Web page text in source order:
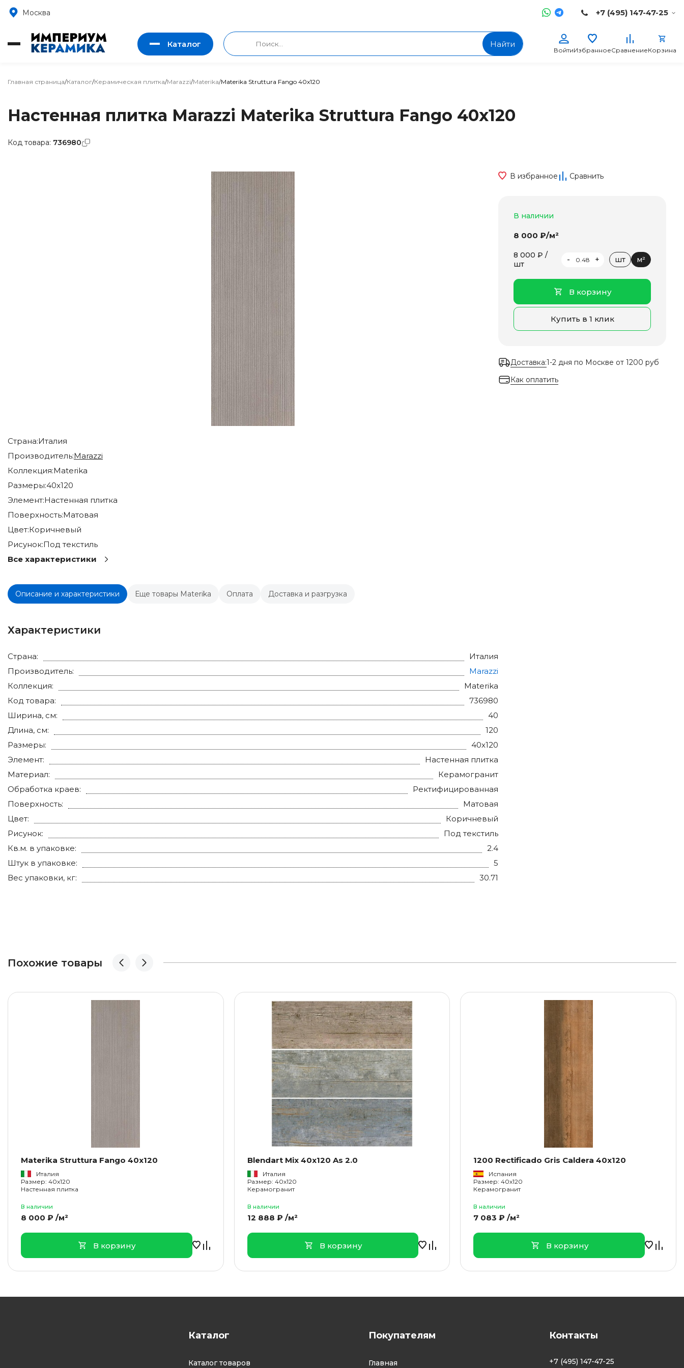
Москва +7 (495) 147-47-25
Каталог Найти
ВойтиИзбранноеСравнениеКорзина
Главная страница/Каталог/Керамическая плитка/Marazzi/Materika/Materika Struttura Fango 40x120
Настенная плитка Marazzi Materika Struttura Fango 40x120
Страна:Италия
Производитель:Marazzi
Коллекция:Materika
Размеры:40x120
Элемент:Настенная плитка
Поверхность:Матовая
Цвет:Коричневый
Рисунок:Под текстиль
Все характеристики
Описание и характеристики Еще товары Materika Оплата Доставка и разгрузка
Характеристики
Страна:
Италия
Производитель:
Marazzi
Коллекция:
Materika
Код товара:
736980
Ширина, см:
40
Длина, см:
120
Размеры:
40x120
Элемент:
Настенная плитка
Материал:
Керамогранит
Обработка краев:
Ректифицированная
Поверхность:
Матовая
Цвет:
Коричневый
Рисунок:
Под текстиль
Кв.м. в упаковке:
2.4
Штук в упаковке:
5
Вес упаковки, кг:
30.71
В избранное Сравнить
В наличии
8 000 ₽/м²
8 000 ₽ /
шт
- + шт м²
В корзину
Купить в 1 клик
Доставка:1-2 дня по Москве от 1200 руб
Как оплатить
Похожие товары
Materika Struttura Fango 40x120
Италия
Размер: 40x120
Настенная плитка
В наличии
8 000 ₽ /м²
В корзину
Blendart Mix 40x120 As 2.0
Италия
Размер: 40x120
Керамогранит
В наличии
12 888 ₽ /м²
В корзину
1200 Rectificado Gris Caldera 40x120
Испания
Размер: 40x120
Керамогранит
В наличии
7 083 ₽ /м²
В корзину
Код товара: 736980
Каталог
Каталог товаров
Покупателям
Главная
Контакты
+7 (495) 147-47-25